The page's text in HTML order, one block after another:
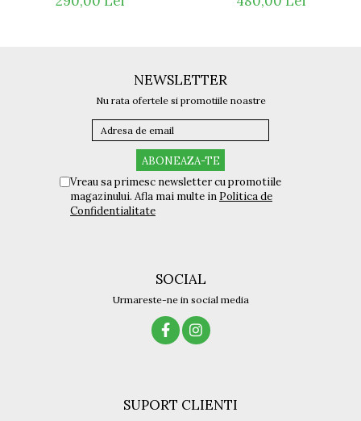
NEWSLETTER
Nu rata ofertele si promotiile noastre
Vreau sa primesc newsletter cu promotiile
magazinului. Afla mai multe in Politica de
Confidentialitate
SOCIAL
Urmareste-ne in social media
SUPORT CLIENTI